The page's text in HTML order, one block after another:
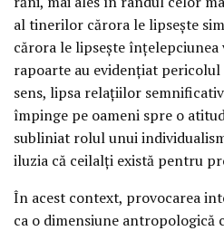
al tinerilor cărora le lipsește
cărora le lipsește
rapoarte au evidențiat
sens, lipsa relațiilor
împinge pe oameni spre o
subliniat rolul unui
iluzia că ceilalți există pentru
În acest context, provocarea
ca o dimensiune antropologică